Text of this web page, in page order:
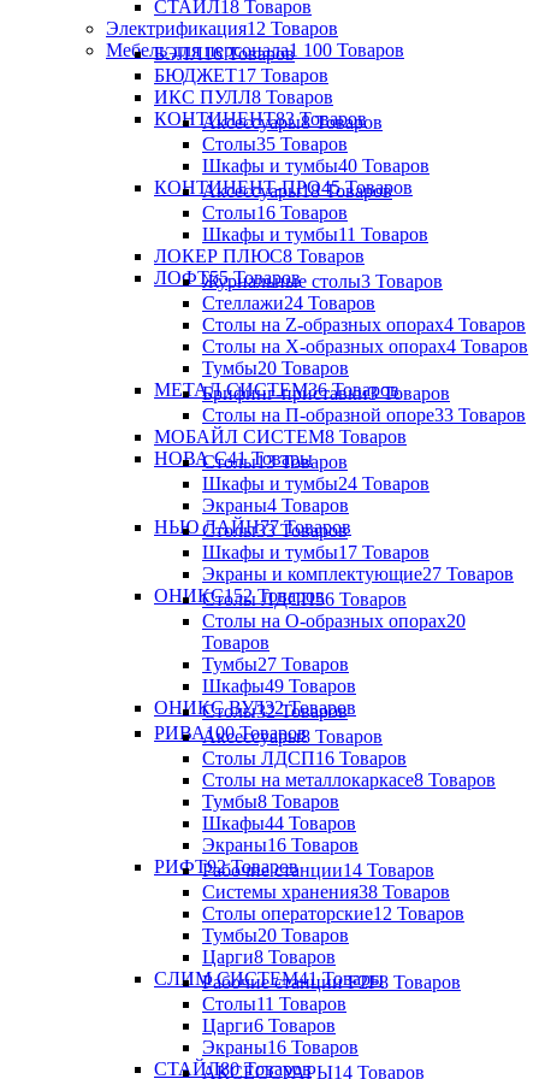
СТАЙЛ18 Товаров
Электрификация12 Товаров
Мебель для персонала1 100 Товаров
БЭЛЛ16 Товаров
БЮДЖЕТ17 Товаров
ИКС ПУЛЛ8 Товаров
КОНТИНЕНТ83 Товаров
Аксессуары8 Товаров
Столы35 Товаров
Шкафы и тумбы40 Товаров
КОНТИНЕНТ-ПРО45 Товаров
Аксессуары18 Товаров
Столы16 Товаров
Шкафы и тумбы11 Товаров
ЛОКЕР ПЛЮС8 Товаров
ЛОФТ55 Товаров
Журнальные столы3 Товаров
Стеллажи24 Товаров
Столы на Z-образных опорах4 Товаров
Столы на Х-образных опорах4 Товаров
Тумбы20 Товаров
МЕТАЛ СИСТЕМ36 Товаров
Брифинг-приставки3 Товаров
Столы на П-образной опоре33 Товаров
МОБАЙЛ СИСТЕМ8 Товаров
НОВА С41 Товары
Столы13 Товаров
Шкафы и тумбы24 Товаров
Экраны4 Товаров
НЬЮ ЛАЙН77 Товаров
Столы33 Товаров
Шкафы и тумбы17 Товаров
Экраны и комплектующие27 Товаров
ОНИКС152 Товаров
Столы ЛДСП56 Товаров
Столы на О-образных опорах20
Товаров
Тумбы27 Товаров
Шкафы49 Товаров
ОНИКС ВУД32 Товаров
Столы32 Товаров
РИВА100 Товаров
Аксессуары8 Товаров
Столы ЛДСП16 Товаров
Столы на металлокаркасе8 Товаров
Тумбы8 Товаров
Шкафы44 Товаров
Экраны16 Товаров
РИФТ92 Товаров
Рабочие станции14 Товаров
Системы хранения38 Товаров
Столы операторские12 Товаров
Тумбы20 Товаров
Царги8 Товаров
СЛИМ СИСТЕМ41 Товары
Рабочие станции F2F8 Товаров
Столы11 Товаров
Царги6 Товаров
Экраны16 Товаров
СТАЙЛ80 Товаров
АКСЕССУАРЫ14 Товаров